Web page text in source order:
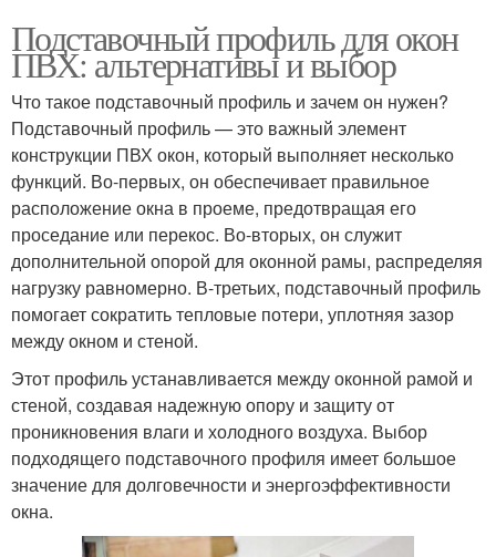
Подставочный профиль для окон
ПВХ: альтернативы и выбор
Что такое подставочный профиль и зачем он нужен?
Подставочный профиль — это важный элемент
конструкции ПВХ окон, который выполняет несколько
функций. Во-первых, он обеспечивает правильное
расположение окна в проеме, предотвращая его
проседание или перекос. Во-вторых, он служит
дополнительной опорой для оконной рамы, распределяя
нагрузку равномерно. В-третьих, подставочный профиль
помогает сократить тепловые потери, уплотняя зазор
между окном и стеной.
Этот профиль устанавливается между оконной рамой и
стеной, создавая надежную опору и защиту от
проникновения влаги и холодного воздуха. Выбор
подходящего подставочного профиля имеет большое
значение для долговечности и энергоэффективности
окна.